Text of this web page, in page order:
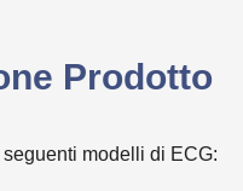
Prodotto
modelli di ECG: